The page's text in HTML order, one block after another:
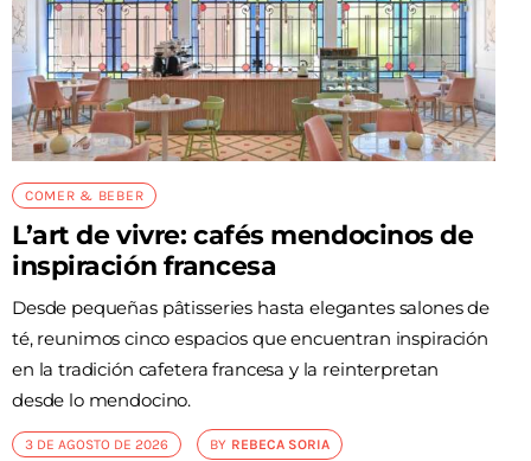
COMER & BEBER
L’art de vivre: cafés mendocinos de
inspiración francesa
Desde pequeñas pâtisseries hasta elegantes salones de
té, reunimos cinco espacios que encuentran inspiración
en la tradición cafetera francesa y la reinterpretan
desde lo mendocino.
3 DE AGOSTO DE 2026 BY REBECA SORIA